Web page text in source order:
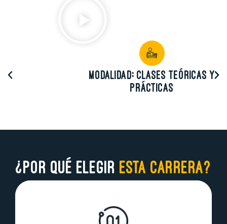
MODALIDAD: Clases teóricas y
prácticas
¿POR QUÉ ELEGIR ESTA CARRERA?
La asistencia odontológica es una